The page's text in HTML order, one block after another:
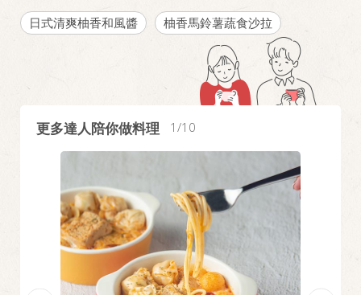
日式清爽柚香和風醬 柚香馬鈴薯蔬食沙拉
更多達人陪你做料理 1 10